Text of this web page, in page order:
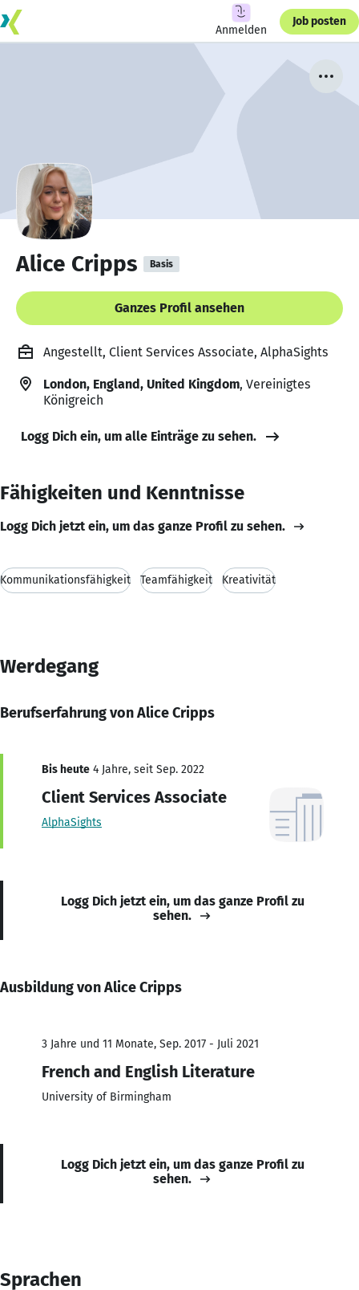
Anmelden
Job posten
Alice Cripps Basis
Ganzes Profil ansehen
Angestellt, Client Services Associate, AlphaSights
London, England, United Kingdom, Vereinigtes
Königreich
Logg Dich ein, um alle Einträge zu sehen.
Fähigkeiten und Kenntnisse
Logg Dich jetzt ein, um das ganze Profil zu sehen.
Kommunikationsfähigkeit Teamfähigkeit Kreativität
Werdegang
Berufserfahrung von Alice Cripps
Bis heute 4 Jahre, seit Sep. 2022
Client Services Associate
AlphaSights
Logg Dich jetzt ein, um das ganze Profil zu
sehen.
Ausbildung von Alice Cripps
3 Jahre und 11 Monate, Sep. 2017 - Juli 2021
French and English Literature
University of Birmingham
Logg Dich jetzt ein, um das ganze Profil zu
sehen.
Sprachen